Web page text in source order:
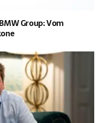
Group: Vom